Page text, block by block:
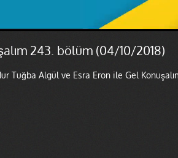
243. bölüm (04/10/2018)
Tuğba Algül ve Esra Eron ile Gel